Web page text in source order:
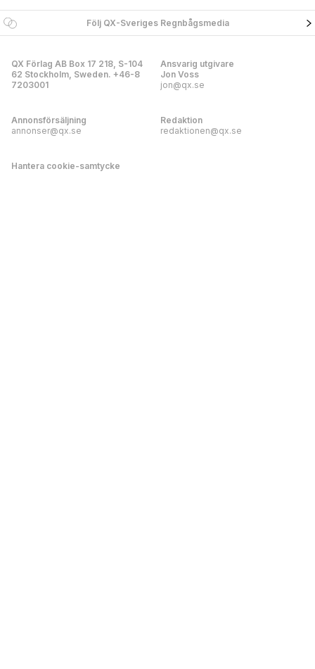
Följ QX-Sveriges Regnbågsmedia
QX Förlag AB Box 17 218, S-104
62 Stockholm, Sweden. +46-8
7203001
Ansvarig utgivare
Jon Voss
jon@qx.se
Annonsförsäljning
annonser@qx.se
Redaktion
redaktionen@qx.se
Hantera cookie-samtycke